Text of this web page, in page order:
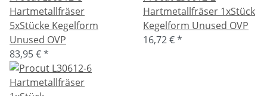
Hartmetallfräser
5xStücke Kegelform
Unused OVP
83,95 €*
Hartmetallfräser 1xStück
Kegelform Unused OVP
16,72 €*